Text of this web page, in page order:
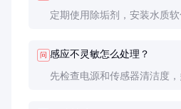
定期使用除垢剂，安装水质
问 感应不灵敏怎么处理？
先检查电源和传感器清洁度